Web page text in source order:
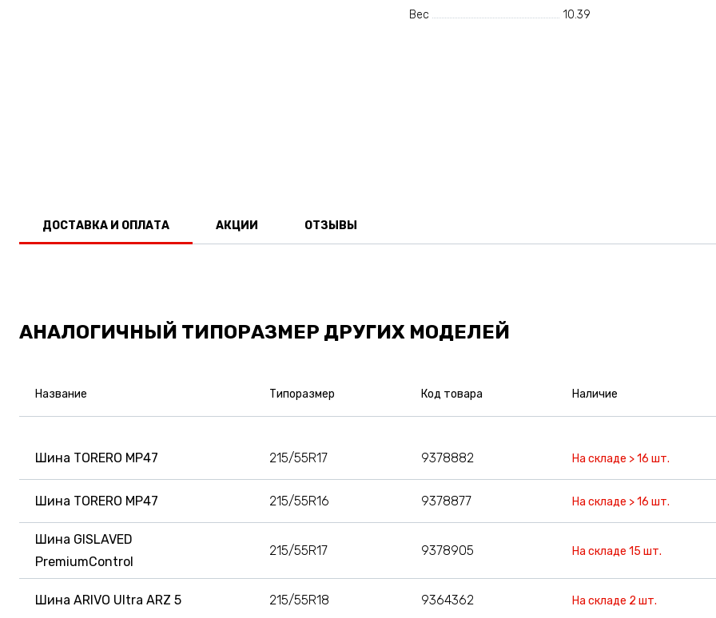
Вес
10.39
ДОСТАВКА И ОПЛАТА АКЦИИ ОТЗЫВЫ
АНАЛОГИЧНЫЙ ТИПОРАЗМЕР ДРУГИХ МОДЕЛЕЙ
Название Типоразмер Код товара Наличие
Шина TORERO MP47 215/55R17 9378882 На складе > 16 шт.
Шина TORERO MP47 215/55R16 9378877 На складе > 16 шт.
Шина GISLAVED
PremiumControl
215/55R17 9378905 На складе 15 шт.
Шина ARIVO Ultra ARZ 5 215/55R18 9364362 На складе 2 шт.